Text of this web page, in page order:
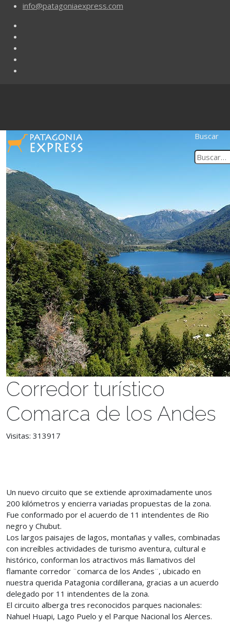
info@patagoniaexpress.com
Buscar
Corredor turístico
Comarca de los Andes
Visitas: 313917
Un nuevo circuito que se extiende aproximadamente unos
200 kilómetros y encierra variadas propuestas de la zona.
Fue conformado por el acuerdo de 11 intendentes de Rio
negro y Chubut.
Los largos paisajes de lagos, montañas y valles, combinadas
con increíbles actividades de turismo aventura, cultural e
histórico, conforman los atractivos más llamativos del
flamante corredor ¨comarca de los Andes¨, ubicado en
nuestra querida Patagonia cordillerana, gracias a un acuerdo
delegado por 11 intendentes de la zona.
El circuito alberga tres reconocidos parques nacionales:
Nahuel Huapi, Lago Puelo y el Parque Nacional los Alerces.